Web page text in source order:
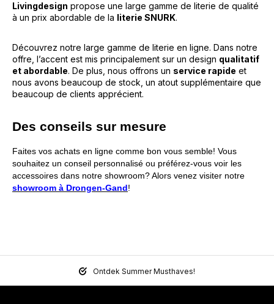
Livingdesign propose une large gamme de literie de qualité
à un prix abordable de la literie SNURK.
Découvrez notre large gamme de literie en ligne. Dans notre
offre, l’accent est mis principalement sur un design qualitatif
et abordable. De plus, nous offrons un service rapide et
nous avons beaucoup de stock, un atout supplémentaire que
beaucoup de clients apprécient.
Des conseils sur mesure
Faites vos achats en ligne comme bon vous semble! Vous
souhaitez un conseil personnalisé ou préférez-vous voir les
accessoires dans notre showroom? Alors venez visiter notre
showroom à Drongen-Gand!
Ontdek Summer Musthaves!